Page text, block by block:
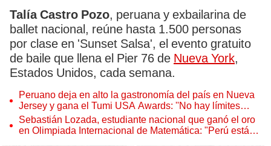
Talía Castro Pozo, peruana y exbailarina de
ballet nacional, reúne hasta 1.500 personas
por clase en 'Sunset Salsa', el evento gratuito
de baile que llena el Pier 76 de Nueva York,
Estados Unidos, cada semana.
Peruano deja en alto la gastronomía del país en Nueva
Jersey y gana el Tumi USA Awards: ''No hay límites
para el que trabaja duro''
Sebastián Lozada, estudiante nacional que ganó el oro
en Olimpiada Internacional de Matemática: "Perú está